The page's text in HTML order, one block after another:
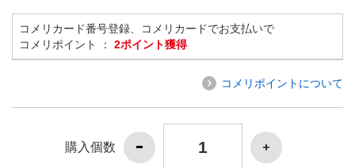
コメリカード番号登録、コメリカードでお支払いで
コメリポイント ： 2ポイント獲得
コメリポイントについて
購入個数